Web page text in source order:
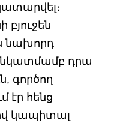
բյուջեն
նախորդ
նկատմամբ դրա
գործող
էր հենց
կապիտալ